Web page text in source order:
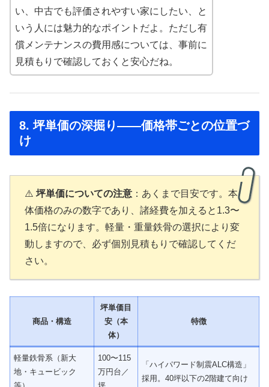
い、中古でも評価されやすい家にしたい、と
いう人には魅力的なポイントだよ。ただし有
償メンテナンスの費用感については、事前に
見積もりで確認しておくと安心だね。
8. 坪単価の深掘り——価格帯ごとの位置づ
け
⚠️ 坪単価についての注意 ：あくまで目安です。本
体価格のみの数字であり、諸経費を加えると1.3〜
1.5倍になります。軽量・重量鉄骨の選択により変
動しますので、必ず個別見積もりで確認してくだ
さい。
商品・構造
坪単価目
安（本
体）
特徴
軽量鉄骨系（新大
地・キュービック
100〜115
万円台／
「ハイパワード制震ALC構造」
採用。40坪以下の2階建て向け